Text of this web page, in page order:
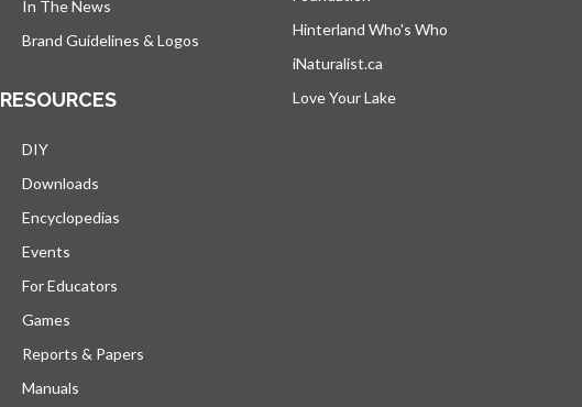
In The News
Brand Guidelines & Logos
RESOURCES
DIY
Downloads
Encyclopedias
Events
For Educators
Games
Reports & Papers
Manuals
Hinterland Who's Who
iNaturalist.ca
Love Your Lake